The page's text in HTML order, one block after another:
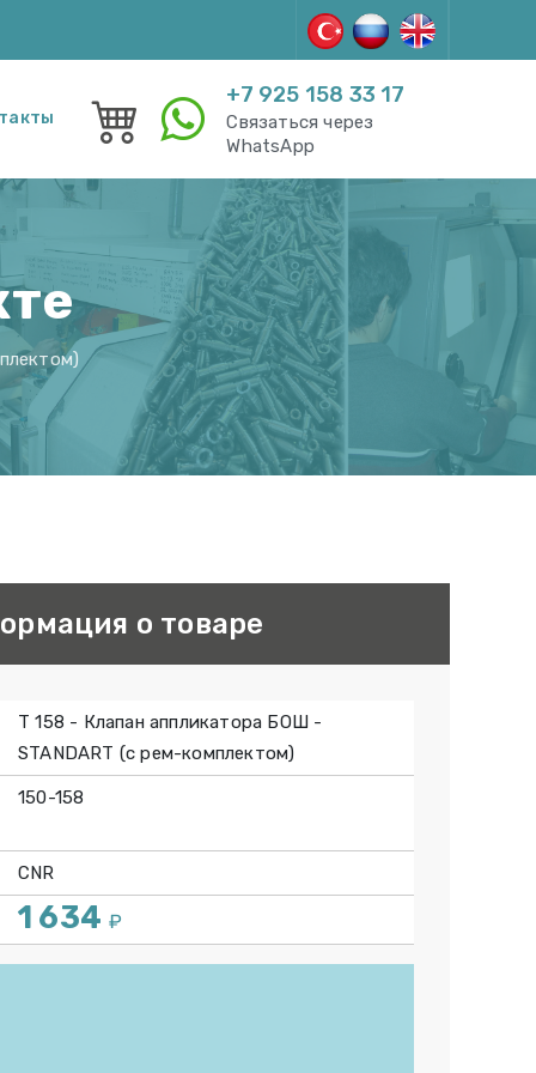
+7 925 158 33 17
Связаться через
WhatsApp
о товаре
T 158 - Клапан аппликатора БОШ -
STANDART (с рем-комплектом)
150-158
CNR
1 634 ₽